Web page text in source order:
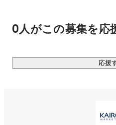
https://
マーケティング・営業領域の
Kairos3は安定的に売上を伸ば
0人がこの募集を応
応援